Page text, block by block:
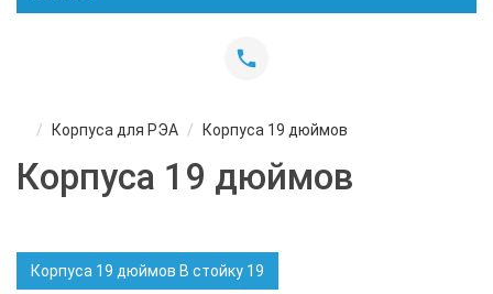
Корпуса для РЭА Корпуса 19 дюймов
Корпуса 19 дюймов
Корпуса 19 дюймов В стойку 19